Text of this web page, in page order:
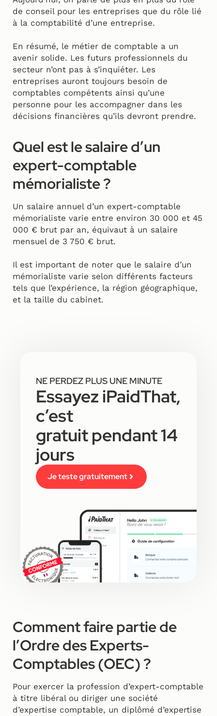
de conseil pour les entreprises que du rôle lié
à la comptabilité d’une entreprise.
En résumé, le métier de comptable a un
avenir solide. Les futurs professionnels du
secteur n’ont pas à s’inquiéter. Les
entreprises auront toujours besoin de
comptables compétents ainsi qu’une
personne pour les accompagner dans les
décisions financières qu’ils devront prendre.
Quel est le salaire d’un
expert-comptable
mémorialiste ?
Un salaire annuel d’un expert-comptable
mémorialiste varie entre environ 30 000 et 45
000 € brut par an, équivaut à un salaire
mensuel de 3 750 € brut.
Il est important de noter que le salaire d’un
mémorialiste varie selon différents facteurs
tels que l’expérience, la région géographique,
et la taille du cabinet.
NE PERDEZ PLUS UNE MINUTE
Essayez iPaidThat,
c’est
gratuit pendant 14
jours
Je teste gratuitement
Comment faire partie de
l’Ordre des Experts-
Comptables (OEC) ?
Pour exercer la profession d’expert-comptable
à titre libéral ou diriger une société
d’expertise comptable, un diplômé d’expertise